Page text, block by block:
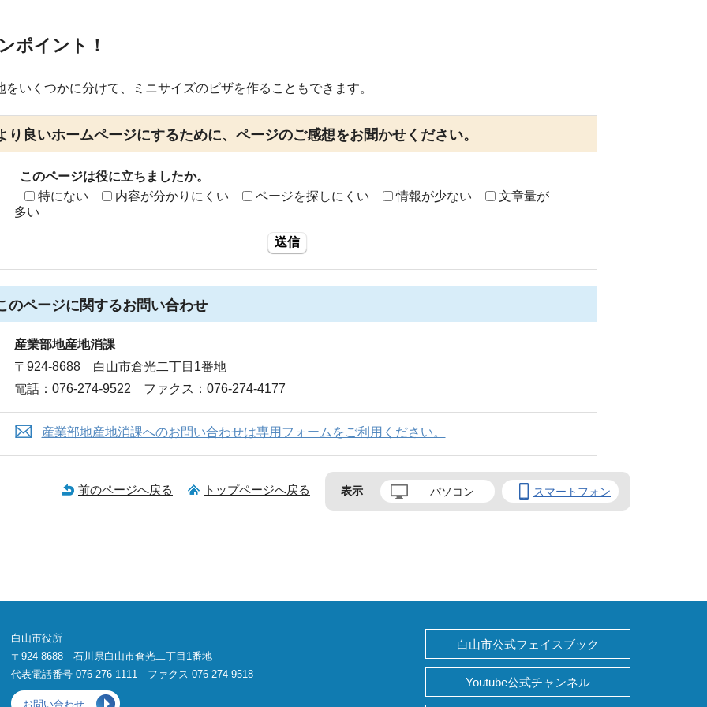
ポイント！
をいくつかに分けて、ミニサイズのピザを作ることもできます。
り良いホームページにするために、ページのご感想をお聞かせください。
このページは役に立ちましたか。
特にない
内容が分かりにくい ページを探しにくい 情報が少ない
文章量が
多い
送信
のページに関するお問い合わせ
産業部地産地消課
〒924-8688 白山市倉光二丁目1番地
電話：076-274-9522 ファクス：076-274-4177
産業部地産地消課へのお問い合わせは専用フォームをご利用ください。
前のページへ戻る トップページへ戻る 表示 パソコン スマートフォン
白山市役所
〒924-8688 石川県白山市倉光二丁目1番地
代表電話番号 076-276-1111 ファクス 076-274-9518
お問い合わせ
白山市公式フェイスブック
Youtube公式チャンネル